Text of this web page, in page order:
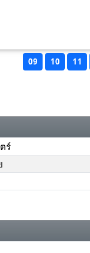
09 10 11
ร์